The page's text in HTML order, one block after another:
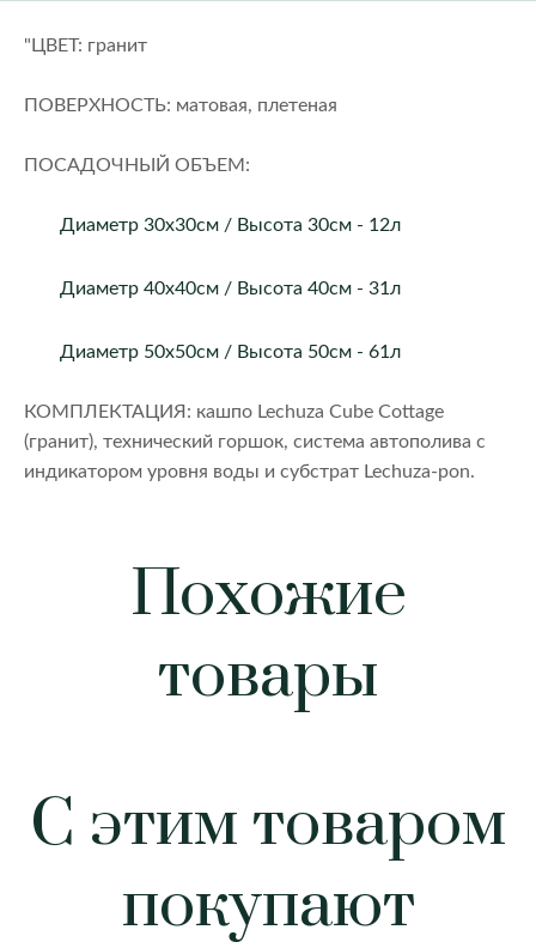
"ЦВЕТ: гранит
ПОВЕРХНОСТЬ: матовая, плетеная
ПОСАДОЧНЫЙ ОБЪЕМ:
Диаметр 30x30см / Высота 30см - 12л
Диаметр 40x40см / Высота 40см - 31л
Диаметр 50x50см / Высота 50см - 61л
КОМПЛЕКТАЦИЯ: кашпо Lechuza Cube Cottage
(гранит), технический горшок, система автополива с
индикатором уровня воды и субстрат Lechuza-pon.
Похожие
товары
С этим товаром
покупают